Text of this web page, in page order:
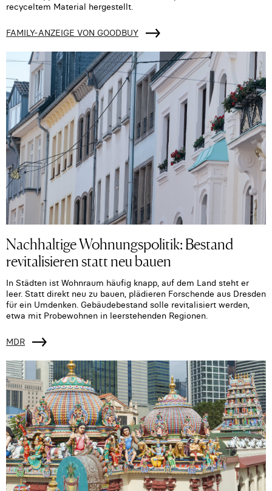
recyceltem Material hergestellt.
FAMILY-ANZEIGE VON GOODBUY
Nachhaltige Wohnungspolitik: Bestand
revitalisieren statt neu bauen
In Städten ist Wohnraum häufig knapp, auf dem Land steht er
leer. Statt direkt neu zu bauen, plädieren Forschende aus Dresden
für ein Umdenken. Gebäudebestand solle revitalisiert werden,
etwa mit Probewohnen in leerstehenden Regionen.
MDR